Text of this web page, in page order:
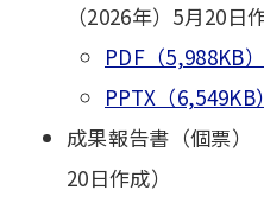
（2026年）5月20日
PDF（5,988KB）
PPTX（6,549KB）
成果報告書（個票）
20日作成）